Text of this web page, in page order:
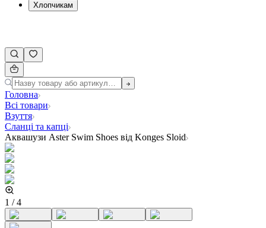
Хлопчикам
Головна
Всі товари
Взуття
Сланці та капці
Аквашузи Aster Swim Shoes від Konges Sloid
1 /4